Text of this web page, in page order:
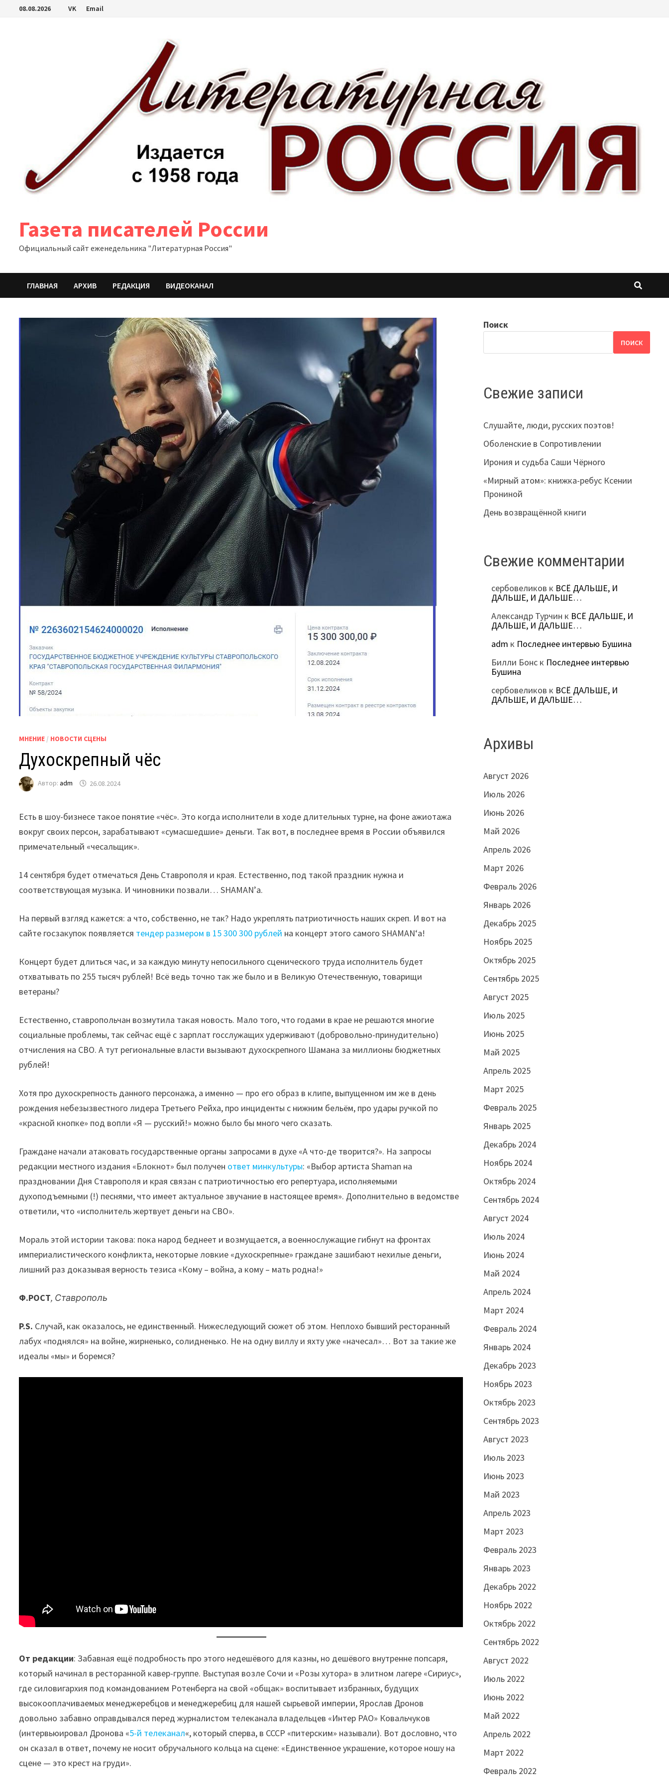
Перейти08.08.2026 VK Email
Газета писателей России
Официальный сайт еженедельника "Литературная Россия"
ГЛАВНАЯ АРХИВ РЕДАКЦИЯ ВИДЕОКАНАЛ
МНЕНИЕ / НОВОСТИ СЦЕНЫ
Духоскрепный чёс
Автор:adm 26.08.2024
Есть в шоу-бизнесе такое понятие «чёс». Это когда исполнители в ходе длительных турне, на фоне ажиотажа
вокруг своих персон, зарабатывают «сумасшедшие» деньги. Так вот, в последнее время в России объявился
примечательный «чесальщик».
14 сентября будет отмечаться День Ставрополя и края. Естественно, под такой праздник нужна и
соответствующая музыка. И чиновники позвали… SHAMAN’а.
На первый взгляд кажется: а что, собственно, не так? Надо укреплять патриотичность наших скреп. И вот на
сайте госзакупок появляется тендер размером в 15 300 300 рублей на концерт этого самого SHAMAN‘а!
Концерт будет длиться час, и за каждую минуту непосильного сценического труда исполнитель будет
отхватывать по 255 тысяч рублей! Всё ведь точно так же было и в Великую Отечественную, товарищи
ветераны?
Естественно, ставропольчан возмутила такая новость. Мало того, что годами в крае не решаются многие
социальные проблемы, так сейчас ещё с зарплат госслужащих удерживают (добровольно-принудительно)
отчисления на СВО. А тут региональные власти вызывают духоскрепного Шамана за миллионы бюджетных
рублей!
Хотя про духоскрепность данного персонажа, а именно — про его образ в клипе, выпущенном им же в день
рождения небезызвестного лидера Третьего Рейха, про инциденты с нижним бельём, про удары ручкой по
«красной кнопке» под вопли «Я — русский!» можно было бы много чего сказать.
Граждане начали атаковать государственные органы запросами в духе «А что-де творится?». На запросы
редакции местного издания «Блокнот» был получен ответ минкультуры: «Выбор артиста Shaman на
праздновании Дня Ставрополя и края связан с патриотичностью его репертуара, исполняемыми
духоподъемными (!) песнями, что имеет актуальное звучание в настоящее время». Дополнительно в ведомстве
ответили, что «исполнитель жертвует деньги на СВО».
Мораль этой истории такова: пока народ беднеет и возмущается, а военнослужащие гибнут на фронтах
империалистического конфликта, некоторые ловкие «духоскрепные» граждане зашибают нехилые деньги,
лишний раз доказывая верность тезиса «Кому – война, а кому – мать родна!»
Ф.РОСТ, Ставрополь
P.S. Случай, как оказалось, не единственный. Нижеследующий сюжет об этом. Неплохо бывший ресторанный
лабух «поднялся» на войне, жирненько, солидненько. Не на одну виллу и яхту уже «начесал»… Вот за такие же
идеалы «мы» и боремся?
От редакции: Забавная ещё подробность про этого недешёвого для казны, но дешёвого внутренне попсаря,
который начинал в ресторанной кавер-группе. Выступая возле Сочи и «Розы хутора» в элитном лагере «Сириус»,
где силовигархия под командованием Ротенберга на свой «общак» воспитывает избранных, будущих
высокооплачиваемых менеджеребцов и менеджеребиц для нашей сырьевой империи, Ярослав Дронов
довольно забавно оправдывался перед журналистом телеканала владельцев «Интер РАО» Ковальчуков
(интервьюировал Дронова «5-й телеканал«, который сперва, в СССР «питерским» называли). Вот дословно, что
он сказал в ответ, почему не носит обручального кольца на сцене: «Единственное украшение, которое ношу на
сцене — это крест на груди».
Поиск
ПОИСК
Свежие записи
Слушайте, люди, русских поэтов!
Оболенские в Сопротивлении
Ирония и судьба Саши Чёрного
«Мирный атом»: книжка-ребус Ксении
Прониной
День возвращённой книги
Свежие комментарии
сербовеликов к ВСЁ ДАЛЬШЕ, И
ДАЛЬШЕ, И ДАЛЬШЕ…
Александр Турчин к ВСЁ ДАЛЬШЕ, И
ДАЛЬШЕ, И ДАЛЬШЕ…
adm к Последнее интервью Бушина
Билли Бонск Последнее интервью
Бушина
сербовеликов к ВСЁ ДАЛЬШЕ, И
ДАЛЬШЕ, И ДАЛЬШЕ…
Архивы
Август 2026
Июль 2026
Июнь 2026
Май 2026
Апрель 2026
Март 2026
Февраль 2026
Январь 2026
Декабрь 2025
Ноябрь 2025
Октябрь 2025
Сентябрь 2025
Август 2025
Июль 2025
Июнь 2025
Май 2025
Апрель 2025
Март 2025
Февраль 2025
Январь 2025
Декабрь 2024
Ноябрь 2024
Октябрь 2024
Сентябрь 2024
Август 2024
Июль 2024
Июнь 2024
Май 2024
Апрель 2024
Март 2024
Февраль 2024
Январь 2024
Декабрь 2023
Ноябрь 2023
Октябрь 2023
Сентябрь 2023
Август 2023
Июль 2023
Июнь 2023
Май 2023
Апрель 2023
Март 2023
Февраль 2023
Январь 2023
Декабрь 2022
Ноябрь 2022
Октябрь 2022
Сентябрь 2022
Август 2022
Июль 2022
Июнь 2022
Май 2022
Апрель 2022
Март 2022
Февраль 2022